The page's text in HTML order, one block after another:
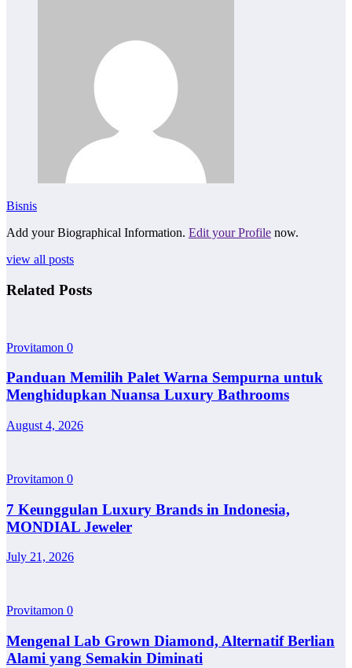
Bisnis
Add your Biographical Information. Edit your Profile now.
view all posts
Related Posts
Provitamon 0
Panduan Memilih Palet Warna Sempurna untuk
Menghidupkan Nuansa Luxury Bathrooms
August 4, 2026
Provitamon 0
7 Keunggulan Luxury Brands in Indonesia,
MONDIAL Jeweler
July 21, 2026
Provitamon 0
Mengenal Lab Grown Diamond, Alternatif Berlian
Alami yang Semakin Diminati